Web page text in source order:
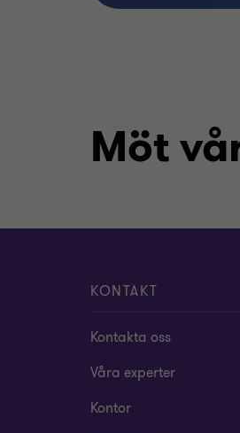
Möt
KONTAKT
Kontakta oss
Våra experter
Kontor